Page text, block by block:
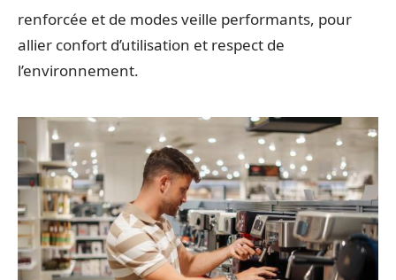
renforcée et de modes veille performants, pour
allier confort d’utilisation et respect de
l’environnement.